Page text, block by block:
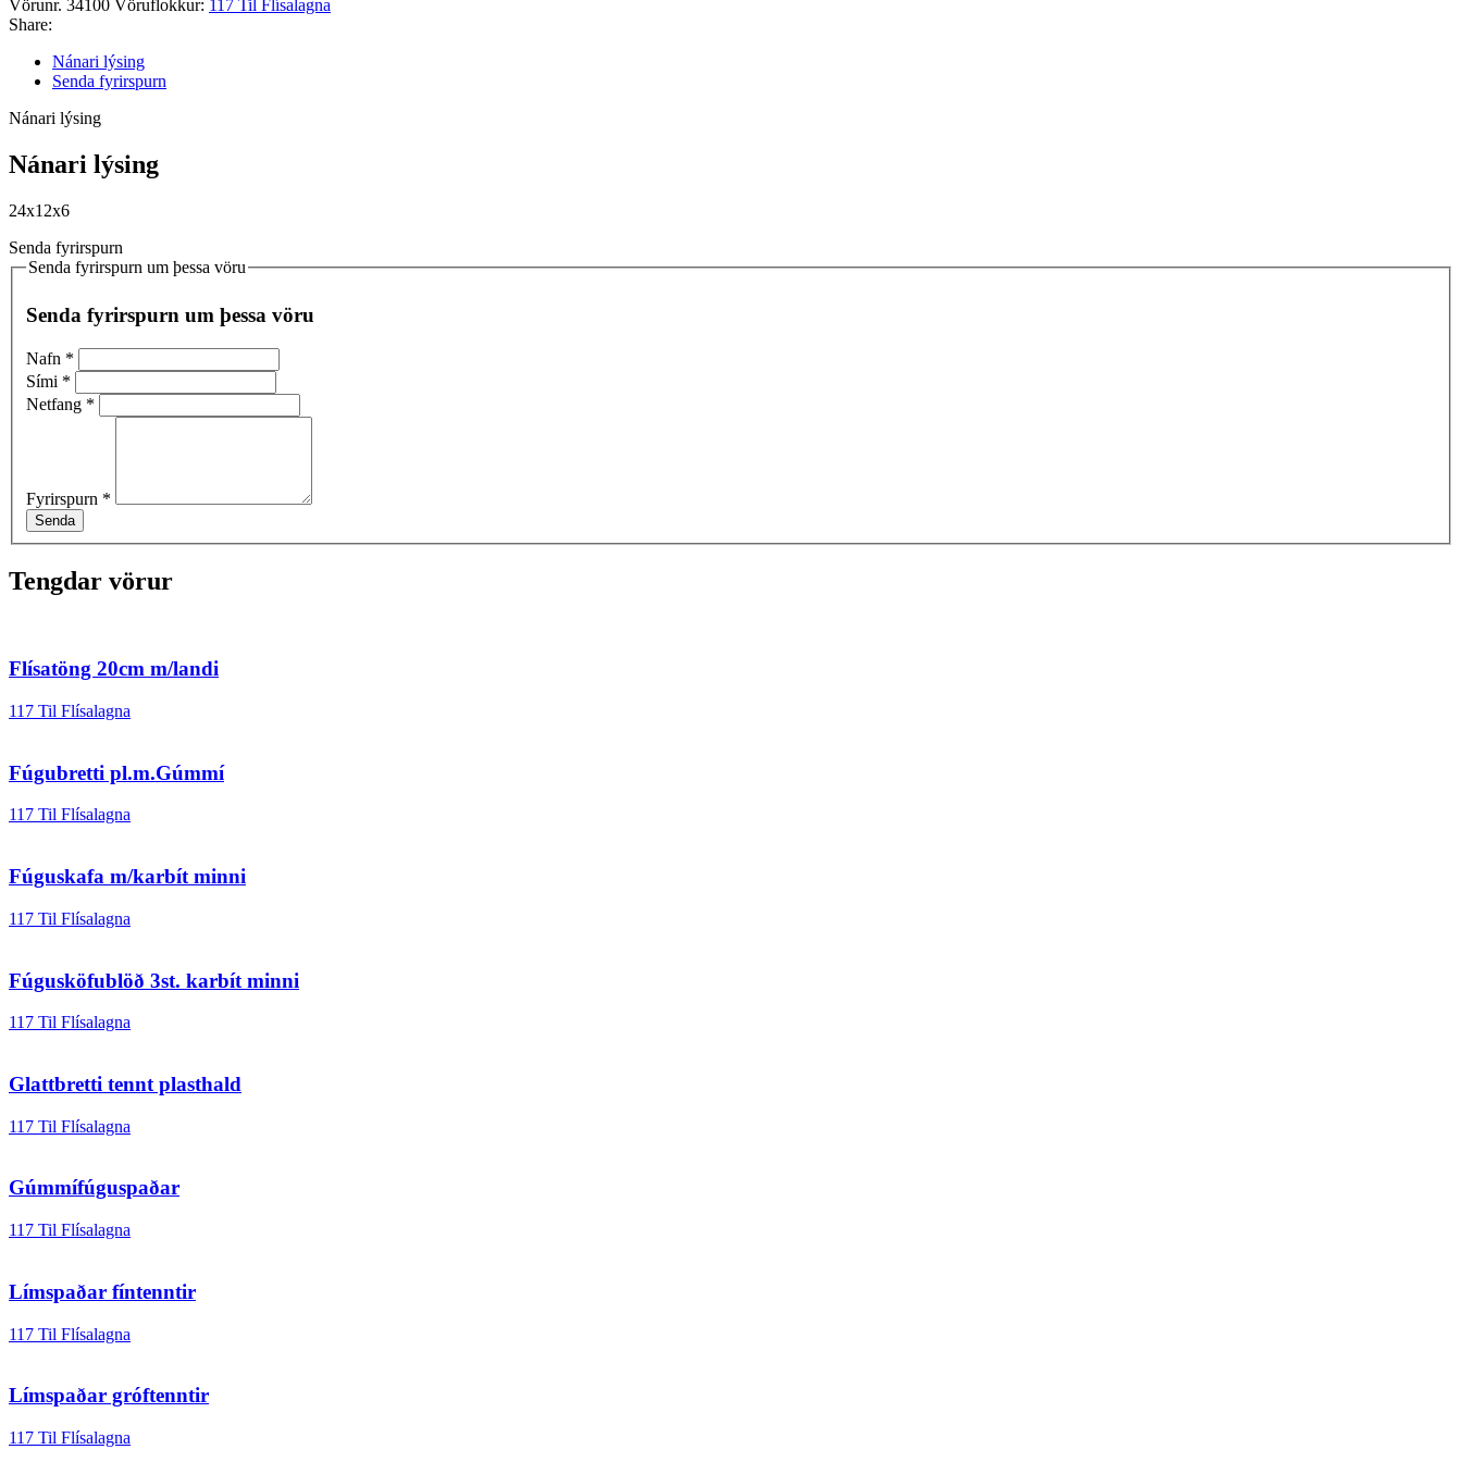
Vörunr. 34100 Vöruflokkur: 117 Til Flísalagna
Share:
Nánari lýsing
Senda fyrirspurn
Nánari lýsing
Nánari lýsing
24x12x6
Senda fyrirspurn
Senda fyrirspurn um þessa vöru
Senda fyrirspurn um þessa vöru
Nafn *
Sími *
Netfang *
Fyrirspurn *
Senda
Tengdar vörur
Flísatöng 20cm m/landi
117 Til Flísalagna
Fúgubretti pl.m.Gúmmí
117 Til Flísalagna
Fúguskafa m/karbít minni
117 Til Flísalagna
Fúgusköfublöð 3st. karbít minni
117 Til Flísalagna
Glattbretti tennt plasthald
117 Til Flísalagna
Gúmmífúguspaðar
117 Til Flísalagna
Límspaðar fíntenntir
117 Til Flísalagna
Límspaðar gróftenntir
117 Til Flísalagna